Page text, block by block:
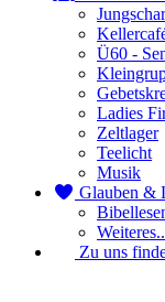
Jungschar
Ü60 -
Ladies
Zeltlager
Teelicht
Musik
Glauben &
Zu uns